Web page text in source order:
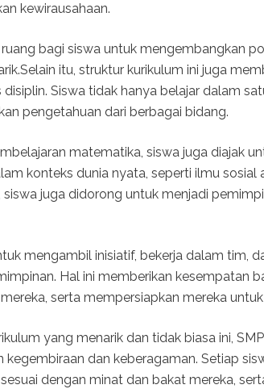
kewirausahaan.
bagi siswa untuk mengembangkan
itu, struktur kurikulum ini juga
Siswa tidak hanya belajar dalam
pengetahuan dari berbagai bidang.
matematika, siswa juga diajak
konteks dunia nyata, seperti ilmu sosial
siswa juga didorong untuk menjadi
mengambil inisiatif, bekerja dalam tim,
Hal ini memberikan kesempatan
serta mempersiapkan mereka
yang menarik dan tidak biasa ini,
kegembiraan dan keberagaman. Setiap
dengan minat dan bakat mereka,